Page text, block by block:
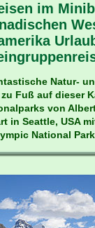
im
Natur-
Fuß auf dieser
von
in Seattle, USA
National